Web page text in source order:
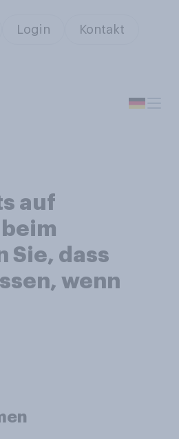
Login Kontakt
auf
Sie, dass
wenn